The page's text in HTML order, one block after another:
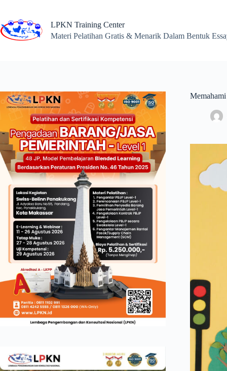
content
LPKN Training Center
Materi Pelatihan Gratis & Menarik Dalam Bentuk